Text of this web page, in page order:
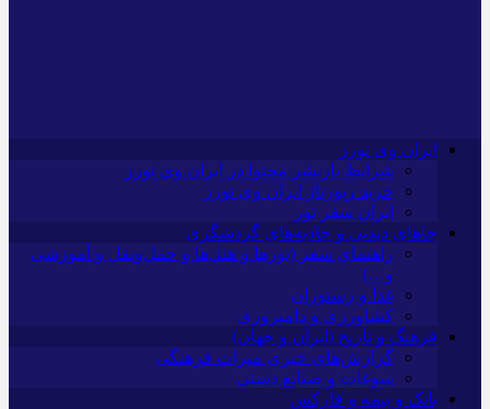
ایران وی تورز
شرایط بازنشر محتوا در ایران وی تورز
خرید رپورتاژ ایران وی تورز
ایران سفر تور
جاهای دیدنی و جاذبه‌های گردشگری
راهنمای سفر (تورها و هتل‌ها و حمل‌و‌نقل و آموزشی
و…)
غذا و رستوران
کشاورزی و دامپروری
فرهنگ و تاریخ (ایران و جهان)
گزارش‌های خبری میراث فرهنگی
سوغات و صنایع دستی
بانک و بیمه و فارکس